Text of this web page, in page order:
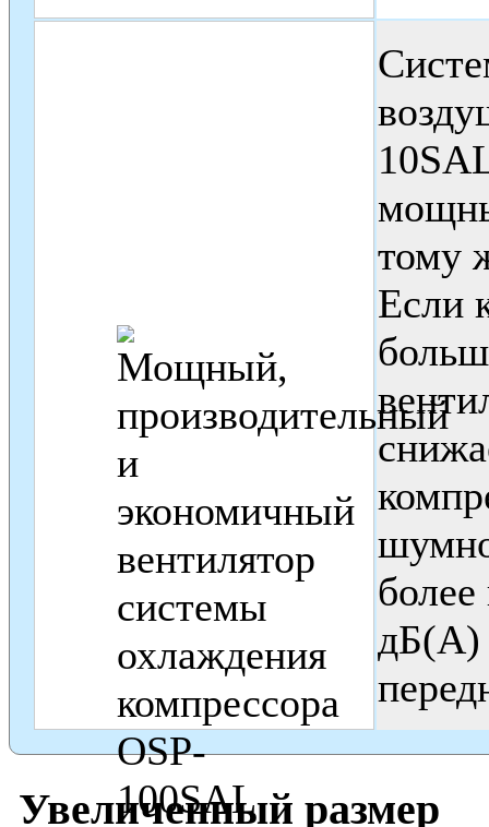
тому
Если
более
дБ(А)
Увеличенный размер